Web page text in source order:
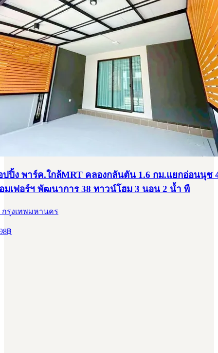
ปิ้ง พาร์ค.ใกล้MRT คลองกลันตัน 1.6 กม.แยกอ่อนนุช
มเฟอร์ฯ พัฒนาการ 38 ทาวน์โฮม 3 นอน 2 น้ำ พื
กรุงเทพมหานคร
฿